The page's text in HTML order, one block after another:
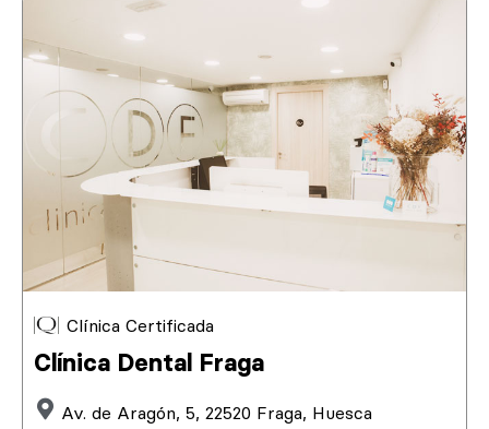
Clínica Certificada
Clínica Dental Fraga
Av. de Aragón, 5, 22520 Fraga, Huesca